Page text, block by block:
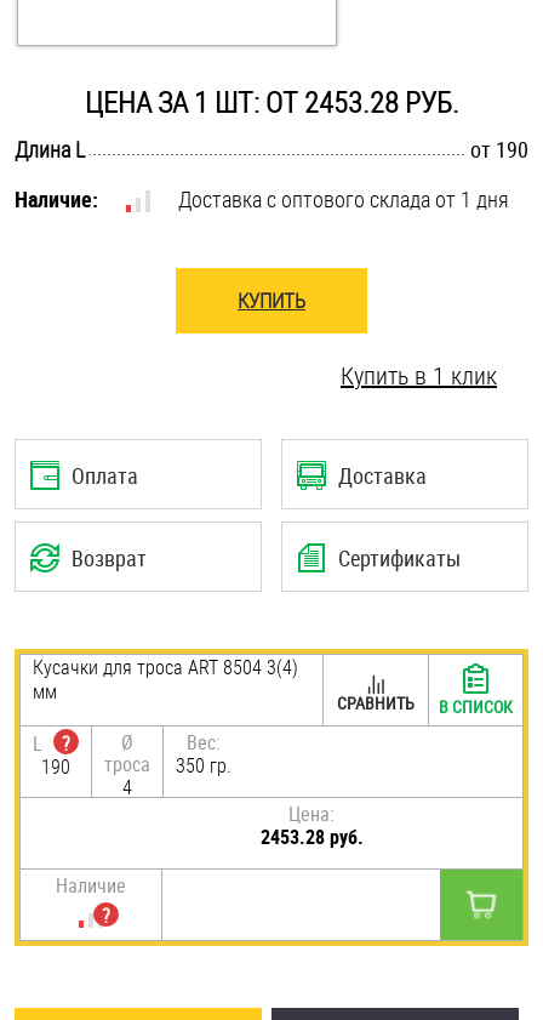
Крюки, кольца с шурупной резьбой
Оснастка и аксессуары для яхт
Пробки
Саморезы и шурупы
Хомуты
Шайбы
Шпильки
Шплинты
Штифты и пальцы
ЦЕНА ЗА 1 ШТ: ОТ 2453.28 РУБ.
Длина L
от 190
Наличие:
Доставка с оптового склада от 1 дня
КУПИТЬ
Купить в 1 клик
Оплата Доставка
Возврат Сертификаты
Кусачки для троса ART 8504 3(4)
мм
L
?
190
Ø
троса
4
Вес:
350 гр.
Цена:
2453.28 руб.
Наличие
СРАВНИТЬ В СПИСОК